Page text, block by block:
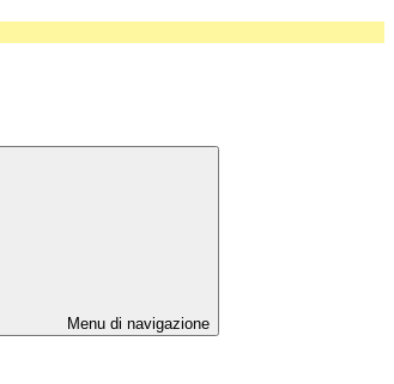
Menu di navigazione